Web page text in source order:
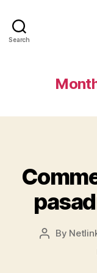
Search
Post
By